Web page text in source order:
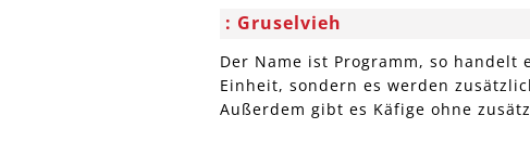
Gruselvieh
Der Name ist Programm, so
Einheit, sondern es werden
Außerdem gibt es Käfige ohne